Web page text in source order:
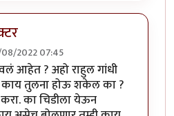
08/2022 07:45
जर टर्की सोबतby
आहेत ? अहो राहुल गांधी
तुलना होऊ शकेल का ?
का चिडीला येऊन